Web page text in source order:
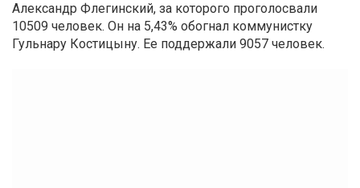
Александр Флегинский, за которого проголосвали
10509 человек. Он на 5,43% обогнал коммунистку
Гульнару Костицыну. Ее поддержали 9057 человек.